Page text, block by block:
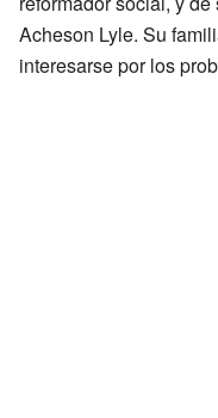
Acheson Lyle. Su
interesarse por los